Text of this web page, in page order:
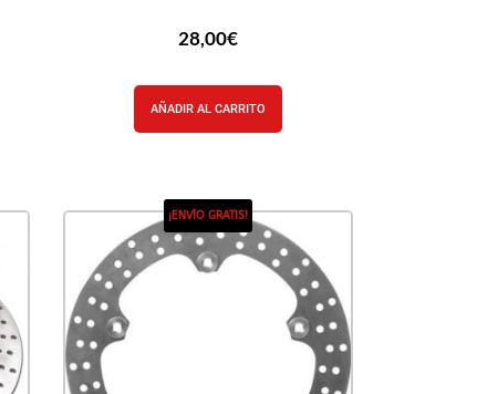
28,00€
AÑADIR AL CARRITO
¡ENVÍO GRATIS!